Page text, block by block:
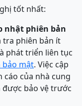
tốt nhất:
nhật phiên bản
tra phiên bản ít
phát triển liên tục
bảo mật. Việc cập
của nhà cung
bảo vệ trước